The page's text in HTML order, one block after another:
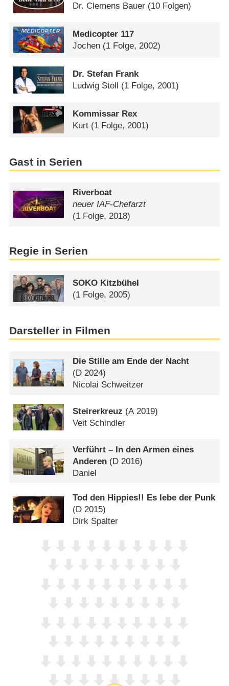
Dr. Clemens Bauer (10 Folgen)
Medicopter 117
Jochen (1 Folge, 2002)
Dr. Stefan Frank
Ludwig Stoll
(1 Folge, 2001)
Kommissar Rex
Kurt (1 Folge, 2001)
Gast in Serien
Riverboat
neuer IAF-Chefarzt
(1 Folge, 2018)
Regie in Serien
SOKO Kitzbühel
(1 Folge, 2005)
Darsteller in Filmen
Die Stille am Ende der Nacht
(D 2024)
Nicolai Schweitzer
Steirerkreuz (A2019)
Veit Schindler
Verführt – In den Armen eines
Anderen (D 2016)
Daniel
Tod den Hippies!! Es lebe der Punk
(D 2015)
Dirk Spalter